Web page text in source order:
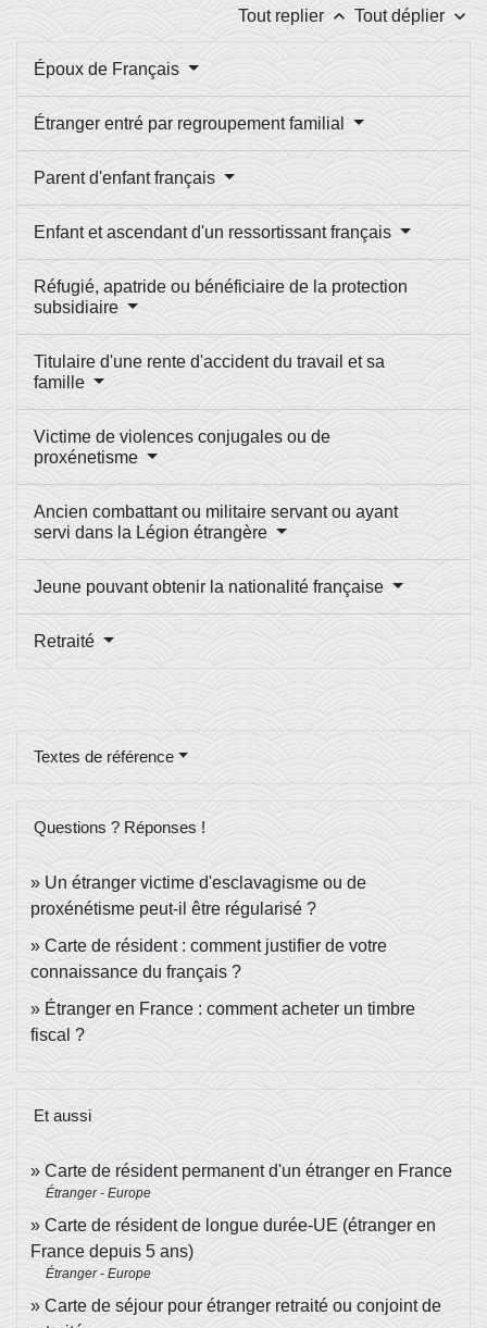
Tout replier keyboard_arrow_up Tout déplier keyboard_arrow_down
Époux de Français
Étranger entré par regroupement familial
Parent d'enfant français
Enfant et ascendant d'un ressortissant français
Réfugié, apatride ou bénéficiaire de la protection
subsidiaire
Titulaire d'une rente d'accident du travail et sa
famille
Victime de violences conjugales ou de
proxénetisme
Ancien combattant ou militaire servant ou ayant
servi dans la Légion étrangère
Jeune pouvant obtenir la nationalité française
Retraité
Textes de référence
Questions ? Réponses !
Un étranger victime d'esclavagisme ou de
proxénétisme peut-il être régularisé ?
Carte de résident : comment justifier de votre
connaissance du français ?
Étranger en France : comment acheter un timbre
fiscal ?
Et aussi
Carte de résident permanent d'un étranger en France
Étranger - Europe
Carte de résident de longue durée-UE (étranger en
France depuis 5 ans)
Étranger - Europe
Carte de séjour pour étranger retraité ou conjoint de